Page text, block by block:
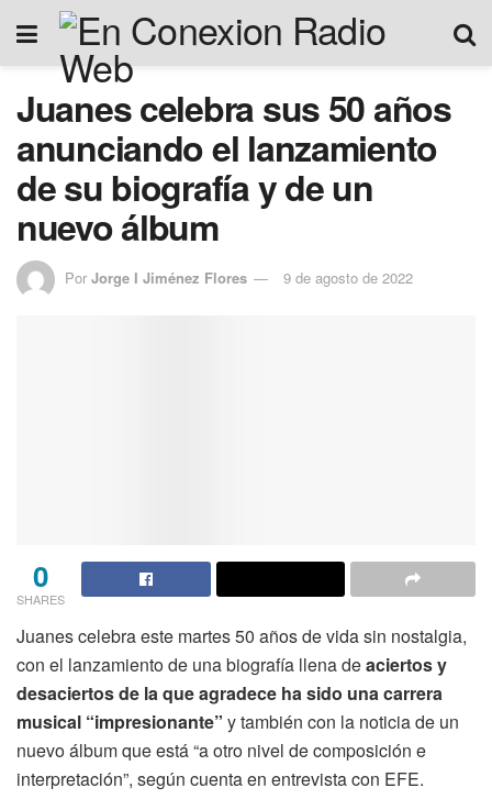
Juanes celebra sus 50 años
anunciando el lanzamiento
de su biografía y de un
nuevo álbum
Por Jorge I Jiménez Flores 9 de agosto de 2022
0
SHARES
Juanes celebra este martes 50 años de vida sin nostalgia,
con el lanzamiento de una biografía llena deaciertos y
desaciertos de la que agradece ha sido una carrera
musical “impresionante” y también con la noticia de un
nuevo álbum que está “a otro nivel de composición e
interpretación”, según cuenta en entrevista con EFE.